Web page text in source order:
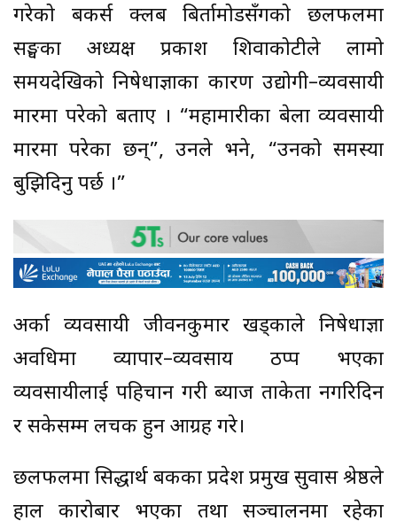
गरेको बैंकर्स क्लब बिर्तामोडसँगको छलफलमा
सङ्घका अध्यक्ष प्रकाश शिवाकोटीले लामो
समयदेखिको निषेधाज्ञाका कारण उद्योगी–व्यवसायी
मारमा परेको बताए । “महामारीका बेला व्यवसायी
मारमा परेका छन्”, उनले भने, “उनको समस्या
बुझिदिनु पर्छ ।”
अर्का व्यवसायी जीवनकुमार खड्काले निषेधाज्ञा
अवधिमा व्यापार–व्यवसाय ठप्प भएका
व्यवसायीलाई पहिचान गरी ब्याज ताकेता नगरिदिन
र सकेसम्म लचक हुन आग्रह गरे।
छलफलमा सिद्धार्थ बैंकका प्रदेश प्रमुख सुवास श्रेष्ठले
हाल कारोबार भएका तथा सञ्चालनमा रहेका